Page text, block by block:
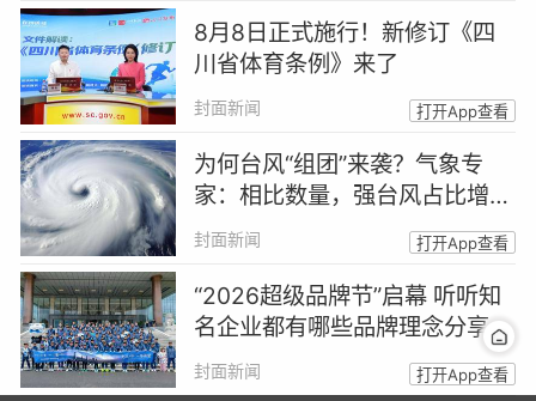
8月8日正式施行！新修订《四
川省体育条例》来了
封面新闻 打开App查看
为何台风“组团”来袭？气象专
家：相比数量，强台风占比增加
更值得关注
封面新闻 打开App查看
“2026超级品牌节”启幕 听听知
名企业都有哪些品牌理念分享
封面新闻 打开App查看